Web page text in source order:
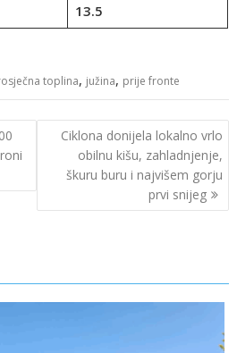
13.5
toplina, južina, prije fronte
Ciklona donijela lokalno vrlo
obilnu kišu, zahladnjenje,
škuru buru i najvišem gorju
prvi snijeg